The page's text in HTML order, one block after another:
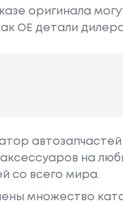
оригинала
ОЕ детали
на
со всего мира.
множество